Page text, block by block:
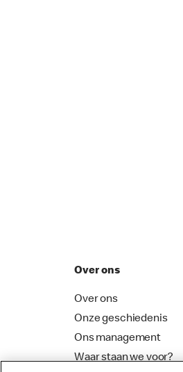
Over ons
Over ons
Onze geschiedenis
Ons management
Waar staan we voor?